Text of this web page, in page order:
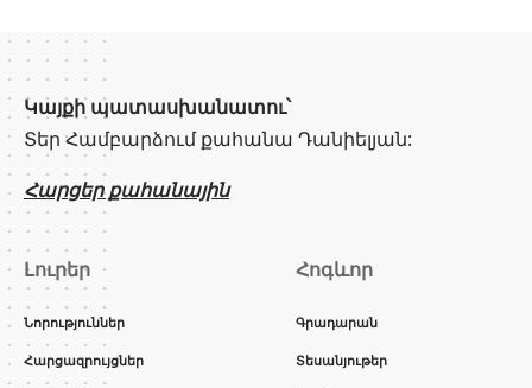
Կայքի պատասխանատու՝
Տեր Համբարձում քահանա Դանիելյան:
Հարցեր քահանային
Լուրեր
Նորություններ
Հարցազրույցներ
Հոգևոր
Գրադարան
Տեսանյութեր